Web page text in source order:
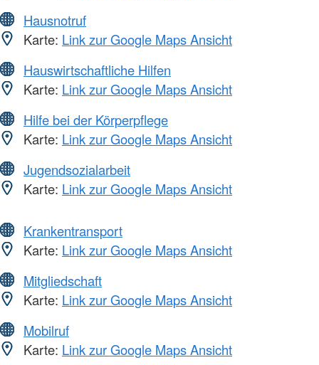
Hausnotruf
Karte: Link zur Google Maps Ansicht
Hauswirtschaftliche Hilfen
Karte: Link zur Google Maps Ansicht
Hilfe bei der Körperpflege
Karte: Link zur Google Maps Ansicht
Jugendsozialarbeit
Karte: Link zur Google Maps Ansicht
Krankentransport
Karte: Link zur Google Maps Ansicht
Mitgliedschaft
Karte: Link zur Google Maps Ansicht
Mobilruf
Karte: Link zur Google Maps Ansicht